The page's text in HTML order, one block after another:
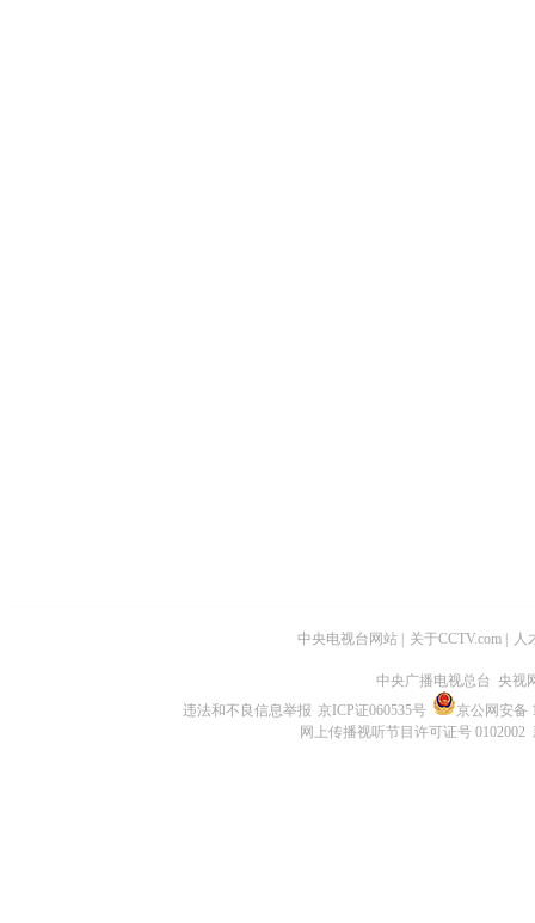
中央电视台网站 关于CCTV.com 人
中央广播电视总台 央视
违法和不良信息举报 京ICP证060535号
京公网安备
网上传播视听节目许可证号 0102002